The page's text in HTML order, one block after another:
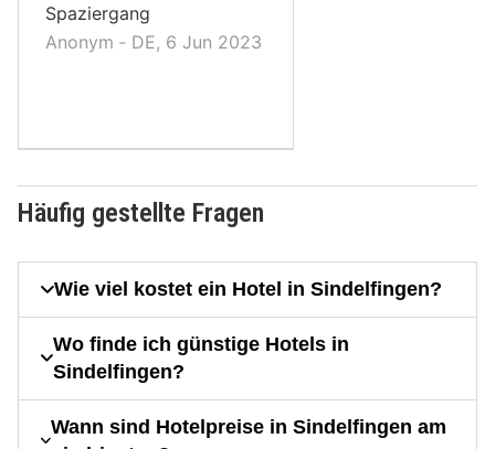
Spaziergang
Anonym ‐ DE, 6 Jun 2023
Häufig gestellte Fragen
Wie viel kostet ein Hotel in Sindelfingen?
Wo finde ich günstige Hotels in
Sindelfingen?
Wann sind Hotelpreise in Sindelfingen am